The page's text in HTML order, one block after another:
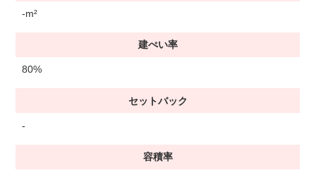
-m²
建ぺい率
80%
セットバック
-
容積率